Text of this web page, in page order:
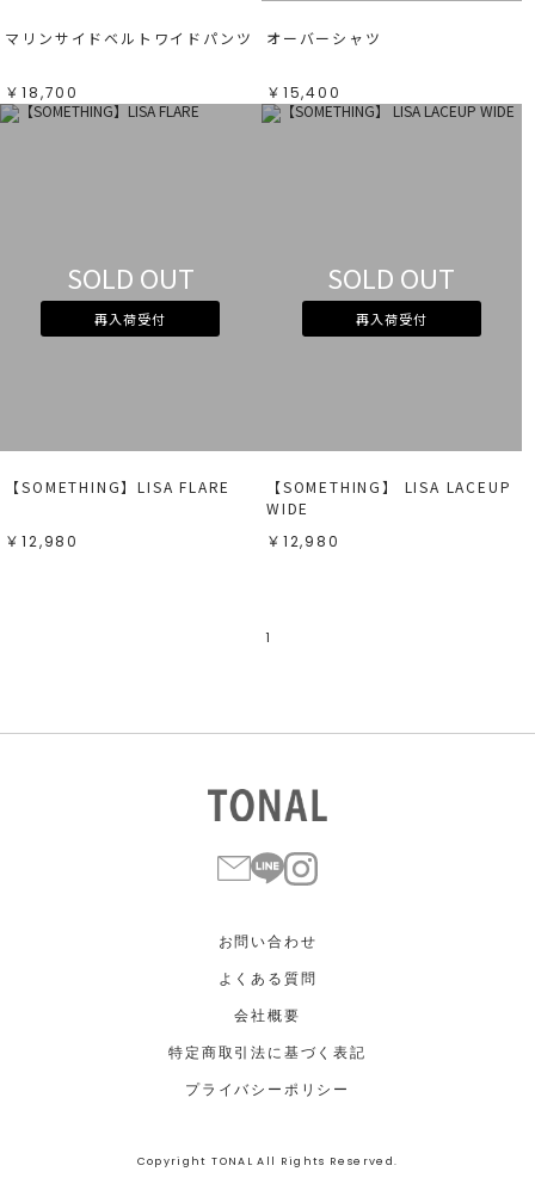
マリンサイドベルトワイドパンツ
￥18,700
オーバーシャツ
￥15,400
SOLD OUT
再入荷受付
【SOMETHING】LISA FLARE
￥12,980
SOLD OUT
再入荷受付
【SOMETHING】 LISA LACEUP
WIDE
￥12,980
1
お問い合わせ
よくある質問
会社概要
特定商取引法に基づく表記
プライバシーポリシー
Copyright TONAL All Rights Reserved.